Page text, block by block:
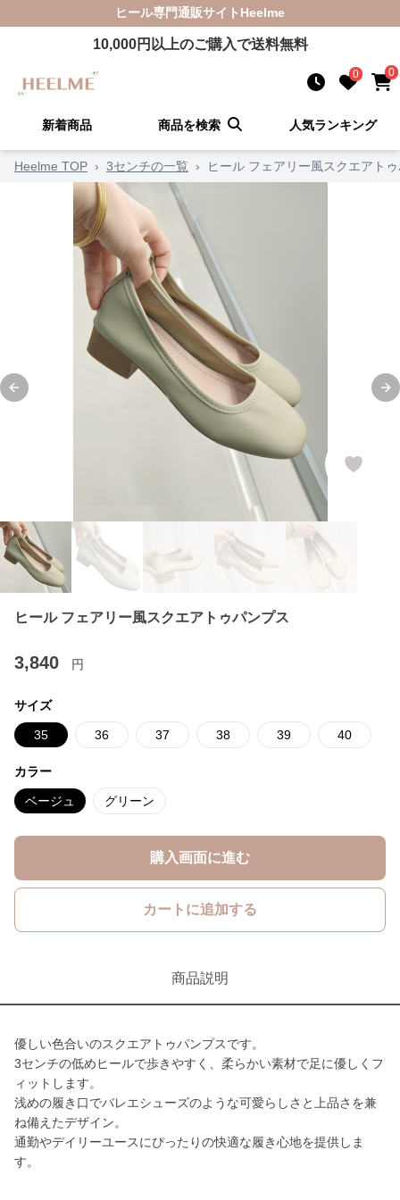
ヒール専門通販サイト Heelme
10,000円以上のご購入で送料無料
0 0
新着商品 商品を検索 人気ランキング
Heelme TOP › 3センチの一覧 › ヒール フェアリー風スクエアト
Previous slide
ヒール フェアリー風スクエアトゥパンプス
3,840 円
サイズ
35 36 37 38 39 40
カラー
ベージュ グリーン
購入画面に進む
カートに追加する
商品説明
優しい色合いのスクエアトゥパンプスです。
3センチの低めヒールで歩きやすく、柔らかい素材で足に優しくフ
ィットします。
浅めの履き口でバレエシューズのような可愛らしさと上品さを兼
ね備えたデザイン。
通勤やデイリーユースにぴったりの快適な履き心地を提供しま
す。